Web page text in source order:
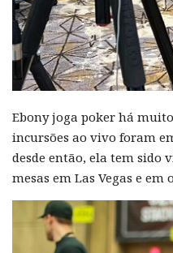
Ebony joga poker há
incursões ao vivo foram
desde então, ela tem sido
mesas em Las Vegas e